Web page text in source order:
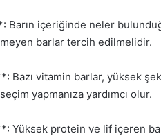
içeriğinde neler
barlar tercih edilmelidir.
Bazı vitamin barlar, yüksek
yapmanıza yardımcı olur.
Yüksek protein ve lif içeren